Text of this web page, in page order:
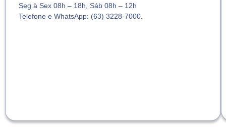
Seg à Sex 08h – 18h, Sáb 08h – 12h
Telefone e WhatsApp: (63) 3228-7000.